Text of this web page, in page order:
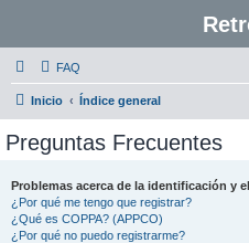
FAQ
Inicio Índice general
Preguntas Frecuentes
Problemas acerca de la identificación y
¿Por qué me tengo que registrar?
¿Qué es COPPA? (APPCO)
¿Por qué no puedo registrarme?